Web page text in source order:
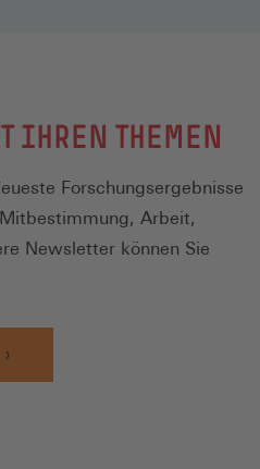
IHREN THEMEN
Forschungsergebnisse
Arbeit,
Newsletter können Sie